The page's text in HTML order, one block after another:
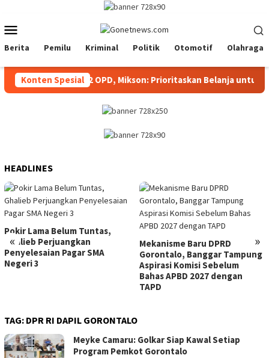
konten
Mobile
Berita Pemilu Kriminal Politik Otomotif Olahraga
Konten Spesial
Kawal Anggaran 22 OPD, Mikson: Prioritaskan Belanja untuk
HEADLINES
« »
Pokir Lama Belum Tuntas,
Ghalieb Perjuangkan
Penyelesaian Pagar SMA
Negeri 3
Mekanisme Baru DPRD
Gorontalo, Banggar Tampung
Aspirasi Komisi Sebelum
Bahas APBD 2027 dengan
TAPD
TAG: DPR RI DAPIL GORONTALO
Meyke Camaru: Golkar Siap Kawal Setiap
Program Pemkot Gorontalo